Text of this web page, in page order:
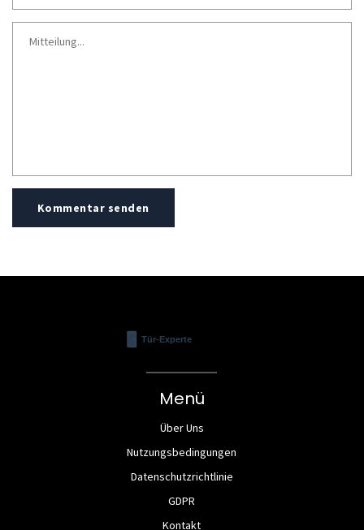
Kommentar senden
Menü
Über Uns
Nutzungsbedingungen
Datenschutzrichtlinie
GDPR
Kontakt